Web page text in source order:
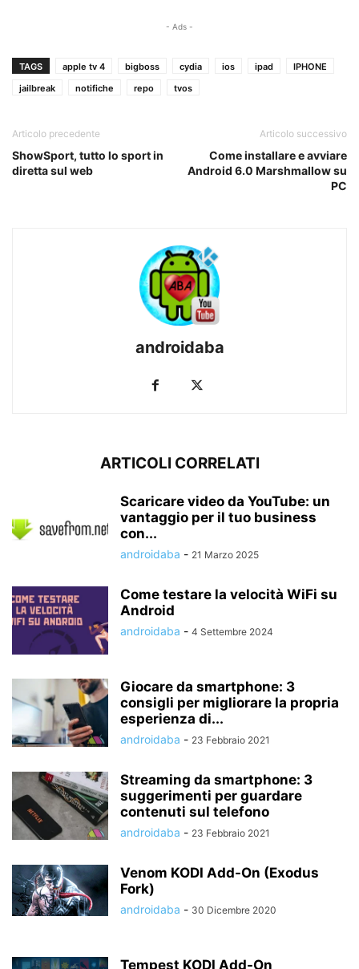
- Ads -
TAGS apple tv 4 bigboss cydia ios ipad
IPHONE
jailbreak
notifiche repo tvos
Articolo precedente
ShowSport, tutto lo sport in
diretta sul web
Articolo successivo
Come installare e avviare
Android 6.0 Marshmallow su
PC
androidaba
ARTICOLI CORRELATI
Scaricare video da YouTube: un
vantaggio per il tuo business
con...
androidaba - 21 Marzo 2025
Come testare la velocità WiFi su
Android
androidaba - 4 Settembre 2024
Giocare da smartphone: 3
consigli per migliorare la propria
esperienza di...
androidaba - 23 Febbraio 2021
Streaming da smartphone: 3
suggerimenti per guardare
contenuti sul telefono
androidaba - 23 Febbraio 2021
Venom KODI Add-On (Exodus
Fork)
androidaba - 30 Dicembre 2020
Tempest KODI Add-On